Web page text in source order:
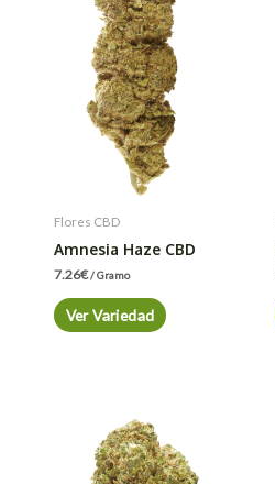
Flores CBD
Amnesia Haze CBD
7.26€/ Gramo
Ver Variedad